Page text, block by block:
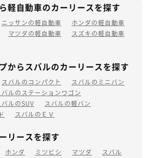
軽自動車のカーリースを探す
ニッサンの軽自動車
ホンダの軽自動車
マツダの軽自動車
スズキの軽自動車
からスバルのカーリースを探す
スバルのコンパクト
スバルのミニバン
バルのステーションワゴン
バルのSUV
スバルの軽バン
スバルのＥＶ
リースを探す
ホンダ ミツビシ マツダ
スバル